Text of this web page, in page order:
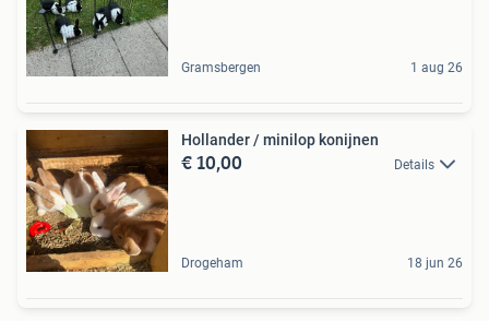
Gramsbergen 1 aug 26
Hollander / minilop konijnen
€ 10,00 Details
Drogeham 18 jun 26